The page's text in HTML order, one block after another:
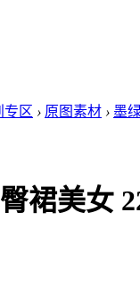
专区 › 原图素材 › 墨
裙美女